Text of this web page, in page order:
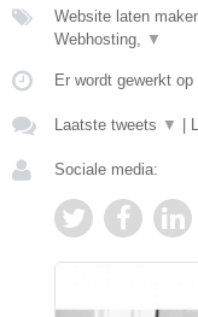
Website laten
Webhosting, ▼
Er wordt gewerkt
Laatste tweets ▼
Sociale media: